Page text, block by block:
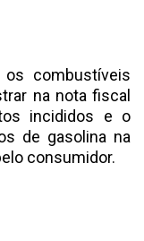
combustíveis
na nota fiscal
incididos e o
de gasolina na
consumidor.